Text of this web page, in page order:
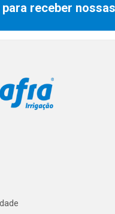
receber